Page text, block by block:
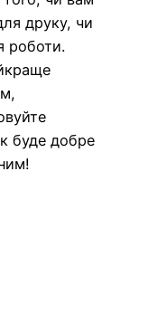
друку, чи
роботи.
буде добре